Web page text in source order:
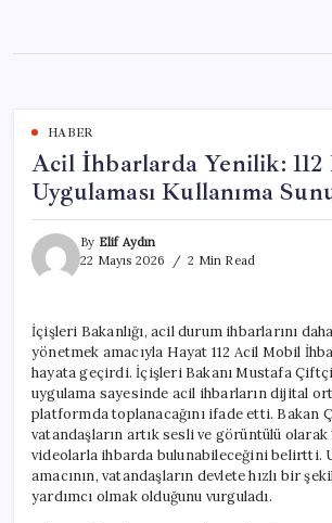
content
HABER
Acil İhbarlarda Yenilik: 112
Uygulaması Kullanıma
By Elif Aydın
22 Mayıs 2026
2 Min Read
İçişleri Bakanlığı, acil durum ihbarlarını
yönetmek amacıyla Hayat 112 Acil Mobil
hayata geçirdi. İçişleri Bakanı Mustafa
uygulama sayesinde acil ihbarların dijital
platformda toplanacağını ifade etti. Bakan
vatandaşların artık sesli ve görüntülü olarak
videolarla ihbarda bulunabileceğini belirtti.
amacının, vatandaşların devlete hızlı bir
yardımcı olmak olduğunu vurguladı.